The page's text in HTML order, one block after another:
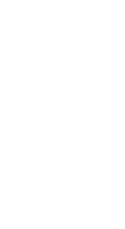
ミのチェック
ラブル
装の譲渡契約
スピー
ることで、
す。
は大きく変わ